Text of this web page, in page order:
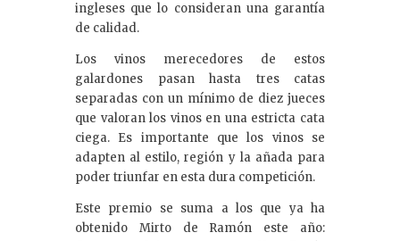
ingleses que lo consideran una garantía
de calidad.
Los vinos merecedores de estos
galardones pasan hasta tres catas
separadas con un mínimo de diez jueces
que valoran los vinos en una estricta cata
ciega. Es importante que los vinos se
adapten al estilo, región y la añada para
poder triunfar en esta dura competición.
Este premio se suma a los que ya ha
obtenido Mirto de Ramón este año: